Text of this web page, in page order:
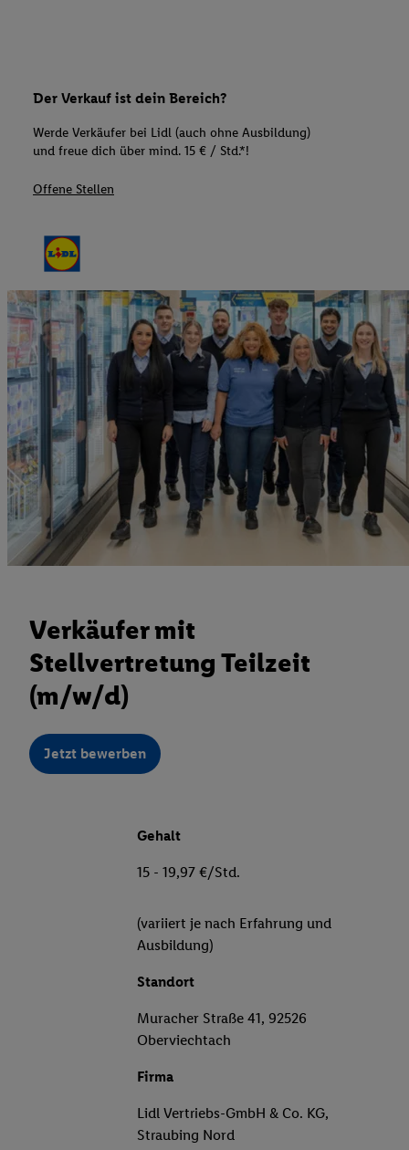
Der Verkauf ist dein Bereich?
Werde Verkäufer bei Lidl (auch ohne Ausbildung)
und freue dich über mind. 15 € / Std.*!
Offene Stellen
Verkäufer mit
Stellvertretung Teilzeit
(m/w/d)
Jetzt bewerben
Gehalt
15 - 19,97 €/Std.
(variiert je nach Erfahrung und
Ausbildung)
Standort
Muracher Straße 41, 92526
Oberviechtach
Firma
Lidl Vertriebs-GmbH & Co. KG,
Straubing Nord